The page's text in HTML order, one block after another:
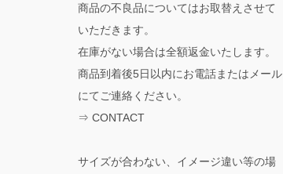
商品の不良品についてはお取替えさせて
いただきます。
在庫がない場合は全額返金いたします。
商品到着後5日以内にお電話またはメール
にてご連絡ください。
⇒ CONTACT
サイズが合わない、イメージ違い等の場